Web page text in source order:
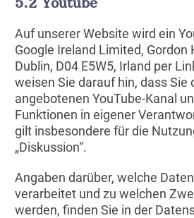
Auf unserer Website wird ein
Google Ireland Limited, Gordon
Dublin, D04 E5W5, Irland per
weisen Sie darauf hin, dass Sie
angebotenen YouTube-Kanal
Funktionen in eigener
gilt insbesondere für die
„Diskussion“.
Angaben darüber, welche
verarbeitet und zu welchen
werden, finden Sie in der